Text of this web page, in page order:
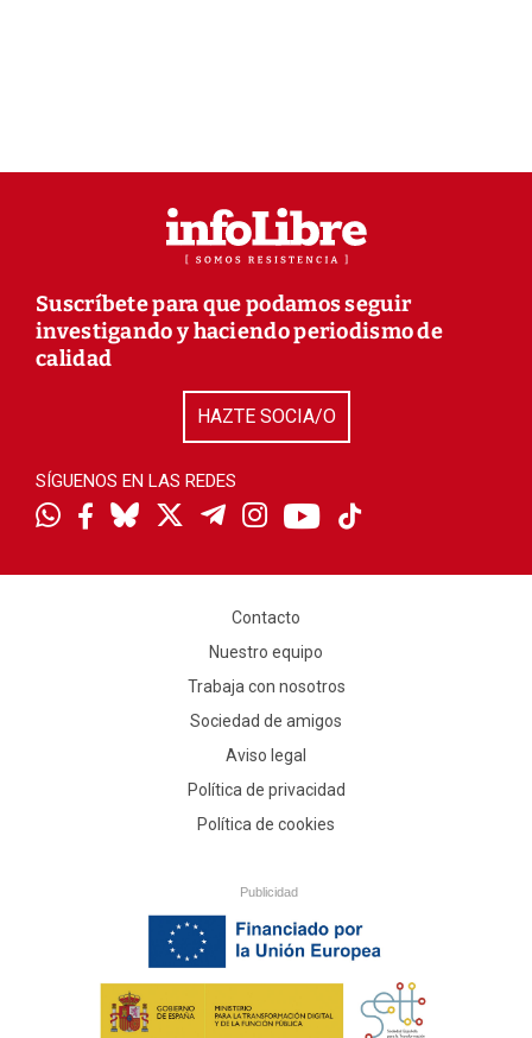
Suscríbete para que podamos seguir
investigando y haciendo periodismo de
calidad
HAZTE SOCIA/O
SÍGUENOS EN LAS REDES
Contacto
Nuestro equipo
Trabaja con nosotros
Sociedad de amigos
Aviso legal
Política de privacidad
Política de cookies
Publicidad